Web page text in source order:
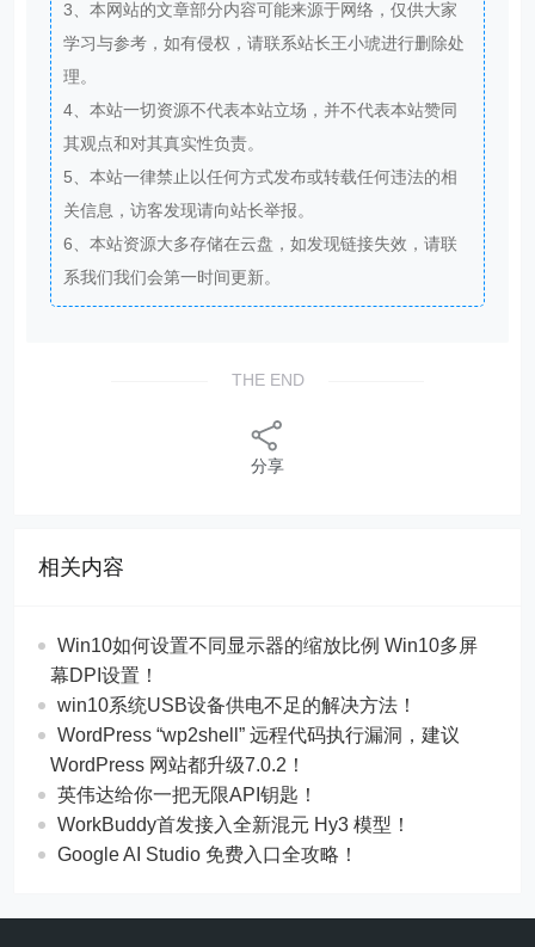
3、本网站的文章部分内容可能来源于网络，仅供大家
学习与参考，如有侵权，请联系站长王小琥进行删除处
理。
4、本站一切资源不代表本站立场，并不代表本站赞同
其观点和对其真实性负责。
5、本站一律禁止以任何方式发布或转载任何违法的相
关信息，访客发现请向站长举报。
6、本站资源大多存储在云盘，如发现链接失效，请联
系我们我们会第一时间更新。
THE END
分享
相关内容
Win10如何设置不同显示器的缩放比例 Win10多屏
幕DPI设置！
win10系统USB设备供电不足的解决方法！
WordPress “wp2shell” 远程代码执行漏洞，建议
WordPress 网站都升级7.0.2！
英伟达给你一把无限API钥匙！
WorkBuddy首发接入全新混元 Hy3 模型！
Google AI Studio 免费入口全攻略！